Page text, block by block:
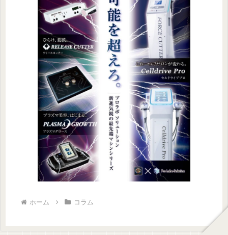
ホーム コラム